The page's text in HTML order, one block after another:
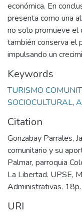
económica. En
presenta como una
no solo promueve el
también conserva el
impulsando un
Keywords
TURISMO
SOCIOCULTURAL,
Citation
Gonzabay Parrales,
comunitario y su
Palmar, parroquia
La Libertad. UPSE,
Administrativas. 18p.
URI